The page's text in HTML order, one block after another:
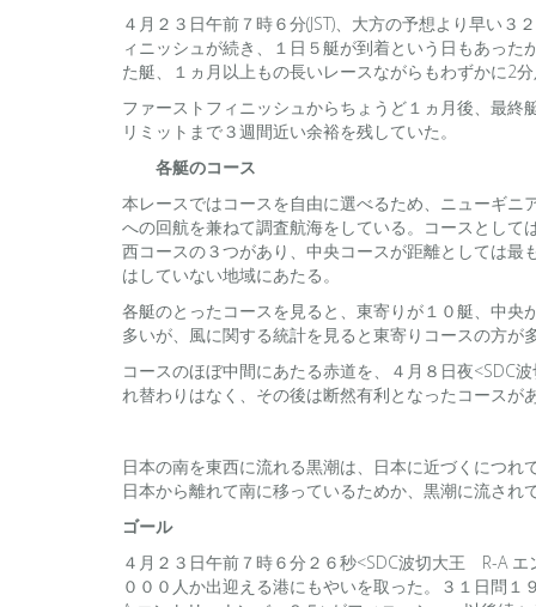
４月２３日午前７時６分(JST)、大方の予想より早い
ィニッシュが続き、１日５艇が到着という日もあっ
た艇、１ヵ月以上もの長いレースながらもわずかに2
ファーストフィニッシュからちょうど１ヵ月後、最
リミットまで３週間近い余裕を残していた。
各艇のコース
本レースではコースを自由に選べるため、ニューギ
への回航を兼ねて調査航海をしている。コースとし
西コースの３つがあり、中央コースが距離としては
はしていない地域にあたる。
各艇のとったコースを見ると、東寄りが１０艇、中
多いが、風に関する統計を見ると東寄りコースの方
コースのほぼ中間にあたる赤道を、４月８日夜<SDC
れ替わりはなく、その後は断然有利となったコースが
日本の南を東西に流れる黒潮は、日本に近づくにつ
日本から離れて南に移っているためか、黒潮に流さ
ゴール
４月２３日午前７時６分２６秒<SDC波切大王 R-A
０００人か出迎える港にもやいを取った。３１日問